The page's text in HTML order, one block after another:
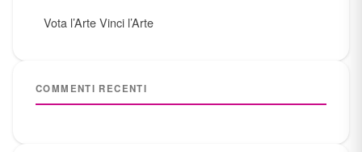
Vota l’Arte Vinci l’Arte
COMMENTI RECENTI